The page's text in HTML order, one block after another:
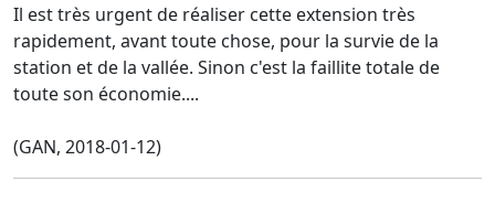
Il est très urgent de réaliser cette extension très
rapidement, avant toute chose, pour la survie de la
station et de la vallée. Sinon c'est la faillite totale de
toute son économie....
(GAN, 2018-01-12)